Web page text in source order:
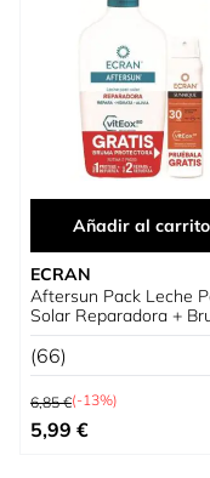
Añadir al carrito
ECRAN
Aftersun Pack Leche
Solar Reparadora +
Spray Sunnique SPF
(66)
Precio habitual
6,85 €(-13%)
Precio especial
5,99 €